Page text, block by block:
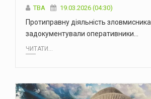
ТВА 19.03.2026 (04:30)
Протиправну діяльність зловмисника
задокументували оперативники…
ЧИТАТИ...